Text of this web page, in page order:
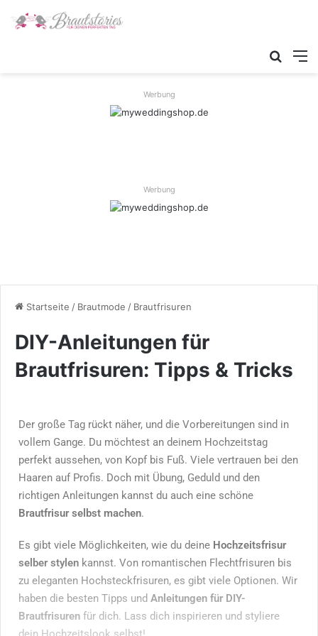
Werbung
Werbung
Startseite / Brautmode / Brautfrisuren
DIY-Anleitungen für
Brautfrisuren: Tipps & Tricks
Der große Tag rückt näher, und die Vorbereitungen sind in
vollem Gange. Du möchtest an deinem Hochzeitstag
perfekt aussehen, von Kopf bis Fuß. Viele vertrauen bei den
Haaren auf Profis. Doch mit Übung, Geduld und den
richtigen Anleitungen kannst du auch eine schöne
Brautfrisur selbst machen.
Es gibt viele Möglichkeiten, wie du deine Hochzeitsfrisur
selber stylen kannst. Von romantischen Flechtfrisuren bis
zu eleganten Hochsteckfrisuren, es gibt viele Optionen. Wir
haben die besten Tipps und Anleitungen für DIY-
Brautfrisuren für dich. Lass dich inspirieren und styliere